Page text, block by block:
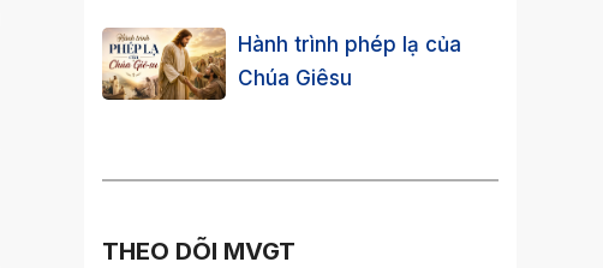
Hành trình phép lạ của
Chúa Giêsu
THEO DÕI MVGT